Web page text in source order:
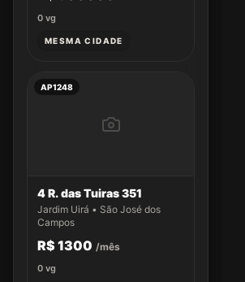
0 vg
MESMA CIDADE
AP1248
4 R. das Tuiras 351
Jardim Uirá • São José dos
Campos
R$ 1300 /mês
0 vg